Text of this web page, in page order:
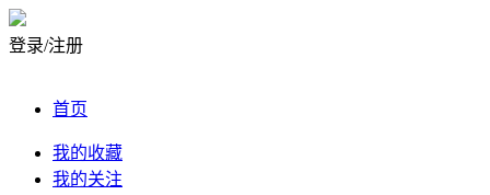
登录/注册
首页
我的收藏
我的关注